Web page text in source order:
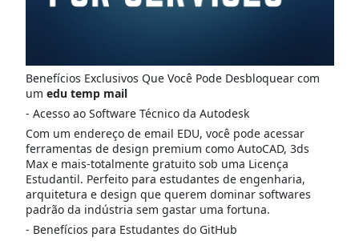
Benefícios Exclusivos Que Você Pode Desbloquear com
um edu temp mail
- Acesso ao Software Técnico da Autodesk
Com um endereço de email EDU, você pode acessar
ferramentas de design premium como AutoCAD, 3ds
Max e mais-totalmente gratuito sob uma Licença
Estudantil. Perfeito para estudantes de engenharia,
arquitetura e design que querem dominar softwares
padrão da indústria sem gastar uma fortuna.
- Benefícios para Estudantes do GitHub